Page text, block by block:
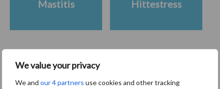
We value your privacy
We and our 4 partners use cookies and other tracking
Mastitis Hittestress
Toon meer